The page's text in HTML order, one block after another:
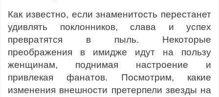
Как известно, если знаменитость перестанет
удивлять поклонников, слава и успех
превратятся в пыль. Некоторые
преображения в имидже идут на пользу
женщинам, поднимая настроение и
привлекая фанатов. Посмотрим, какие
изменения внешности претерпели звезды на